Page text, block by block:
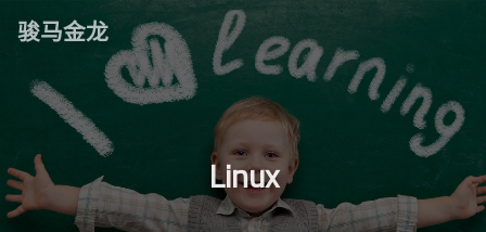
骏马金龙
Linux